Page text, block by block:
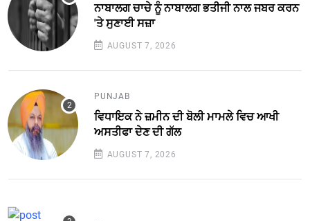
ਨਾਬਾਲਗ ਚਾਚੇ ਨੂੰ ਨਾਬਾਲਗ ਭਤੀਜੀ ਨਾਲ ਜਬਰ ਕਰਨ
'ਤੇ ਸੁਣਾਈ ਸਜ਼ਾ
AUGUST 7, 2026
PUNJAB
ਵਿਧਾਇਕ ਨੇ ਜ਼ਮੀਨ ਦੀ ਬੋਲੀ ਮਾਮਲੇ ਵਿਚ ਆਖੀ
ਅਸਤੀਫਾ ਦੇਣ ਦੀ ਗੱਲ
AUGUST 7, 2026